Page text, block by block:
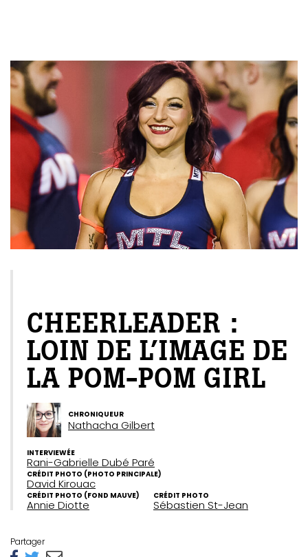
CHEERLEADER :
LOIN DE L’IMAGE DE
LA POM-POM GIRL
CHRONIQUEUR
Nathacha Gilbert
INTERVIEWÉE
Rani-Gabrielle Dubé Paré
CRÉDIT PHOTO (PHOTO PRINCIPALE)
David Kirouac
CRÉDIT PHOTO (FOND MAUVE)
Annie Diotte
CRÉDIT PHOTO
Sébastien St-Jean
Partager